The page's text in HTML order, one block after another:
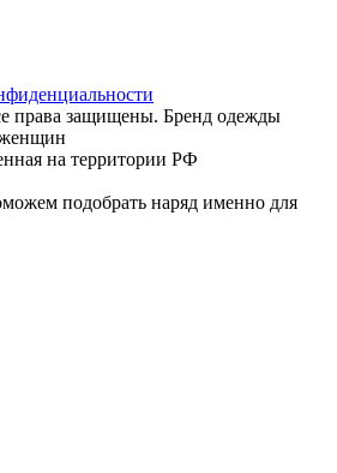
права защищены. Бренд одежды
женщин
на территории РФ
подобрать наряд именно для